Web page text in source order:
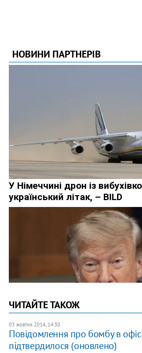
ЧИТАЙТЕ ТАКОЖ
03 жовтня 2014, 14:30
Повідомлення про бомбу в
підтвердилося (оновлено)